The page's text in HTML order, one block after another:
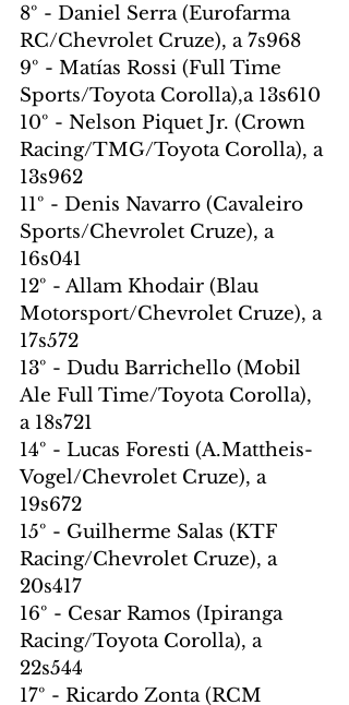
8º - Daniel Serra (Eurofarma
RC/Chevrolet Cruze), a 7s968
9º - Matías Rossi (Full Time
Sports/Toyota Corolla),a 13s610
10º - Nelson Piquet Jr. (Crown
Racing/TMG/Toyota Corolla), a
13s962
11º - Denis Navarro (Cavaleiro
Sports/Chevrolet Cruze), a
16s041
12º - Allam Khodair (Blau
Motorsport/Chevrolet Cruze), a
17s572
13º - Dudu Barrichello (Mobil
Ale Full Time/Toyota Corolla),
a 18s721
14º - Lucas Foresti (A.Mattheis-
Vogel/Chevrolet Cruze), a
19s672
15º - Guilherme Salas (KTF
Racing/Chevrolet Cruze), a
20s417
16º - Cesar Ramos (Ipiranga
Racing/Toyota Corolla), a
22s544
17º - Ricardo Zonta (RCM